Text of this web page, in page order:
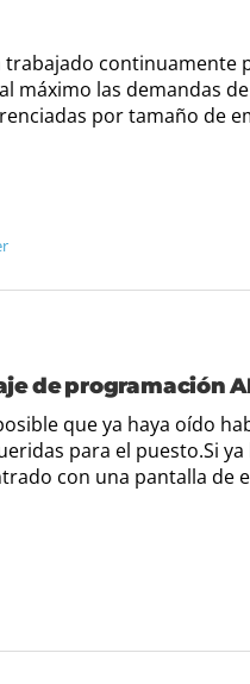
trabajado continuamente
máximo las demandas
por tamaño de
de programación
que ya haya oído
para el puesto.Si ya
con una pantalla de